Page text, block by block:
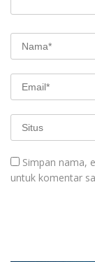
Simpan nama,
untuk komentar